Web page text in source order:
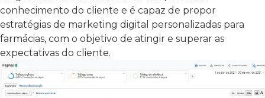
conhecimento do cliente e é capaz de propor
estratégias de marketing digital personalizadas para
farmácias, com o objetivo de atingir e superar as
expectativas do cliente.